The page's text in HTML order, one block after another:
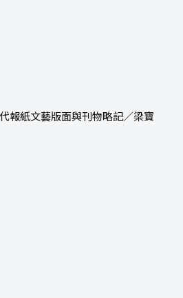
報紙文藝版面與刊物略記／梁寶